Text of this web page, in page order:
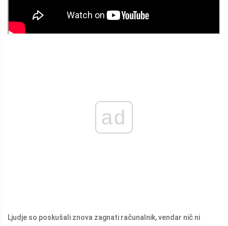
ad
Ljudje so poskušali znova zagnati računalnik, vendar nič ni